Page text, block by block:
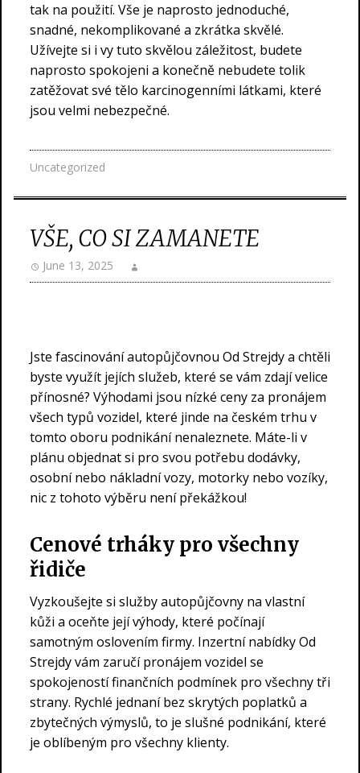
tak na použití. Vše je naprosto jednoduché,
snadné, nekomplikované a zkrátka skvělé.
Užívejte si i vy tuto skvělou záležitost, budete
naprosto spokojeni a konečně nebudete tolik
zatěžovat své tělo karcinogenními látkami, které
jsou velmi nebezpečné.
Uncategorized
VŠE, CO SI ZAMANETE
June 13, 2025
Jste fascinováníautopůjčovnou Od Strejdy a chtěli
byste využít jejích služeb, které se vám zdají velice
přínosné? Výhodami jsou nízké ceny za pronájem
všech typů vozidel, které jinde na českém trhu v
tomto oboru podnikání nenaleznete. Máte-li v
plánu objednat si pro svou potřebu dodávky,
osobní nebo nákladní vozy, motorky nebo vozíky,
nic z tohoto výběru není překážkou!
Cenové trháky pro všechny
řidiče
Vyzkoušejte si služby autopůjčovny na vlastní
kůži a oceňte její výhody, které počínají
samotným oslovením firmy. Inzertní nabídky Od
Strejdy vám zaručí pronájem vozidel se
spokojeností finančních podmínek pro všechny tři
strany. Rychlé jednaní bez skrytých poplatků a
zbytečných výmyslů, to je slušné podnikání, které
je oblíbeným pro všechny klienty.